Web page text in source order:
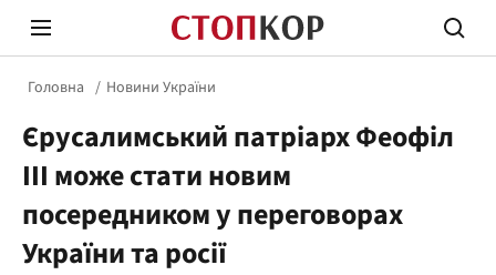
Стоп Політичній Корупції
Головна Новини України
Єрусалимський патріарх Феофіл
III може стати новим
посередником у переговорах
України та росії